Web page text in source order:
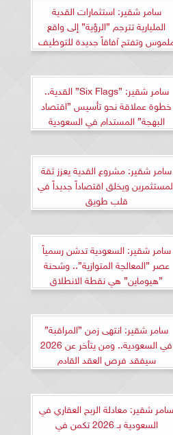
سامر شقير: استثمارات القدية
المليارية تترجم ”الرؤية” إلى واقع
وتفتح آفاقاً جديدة للتوظيف
سامر شقير: ”Six Flags” القدية..
خطوة عملاقة نحو تأسيس ”اقتصاد
البهجة” المستدام في السعودية
سامر شقير: مشروع القدية يعزز ثقة
ويخلق اقتصاداً جديداً في
قلب طويق
سامر شقير: السعودية تدشن رسمياً
عصر ”المعالجة المتوازية”.. وشحنة
”هيوماين” هي نقطة الانطلاق
سامر شقير: انتهى زمن ”المراقبة”
في السعودية.. ومن يتأخر عن 2026
سيفقد فرص العقد القادم
سامر شقير: معادلة الربح العقاري في
السعودية بـ 2026 تكمن في